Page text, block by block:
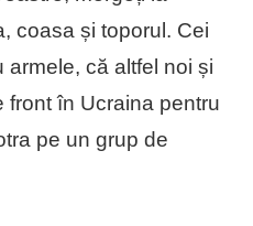
coasa și toporul. Cei
că altfel noi și
front în Ucraina pentru
pe un grup de